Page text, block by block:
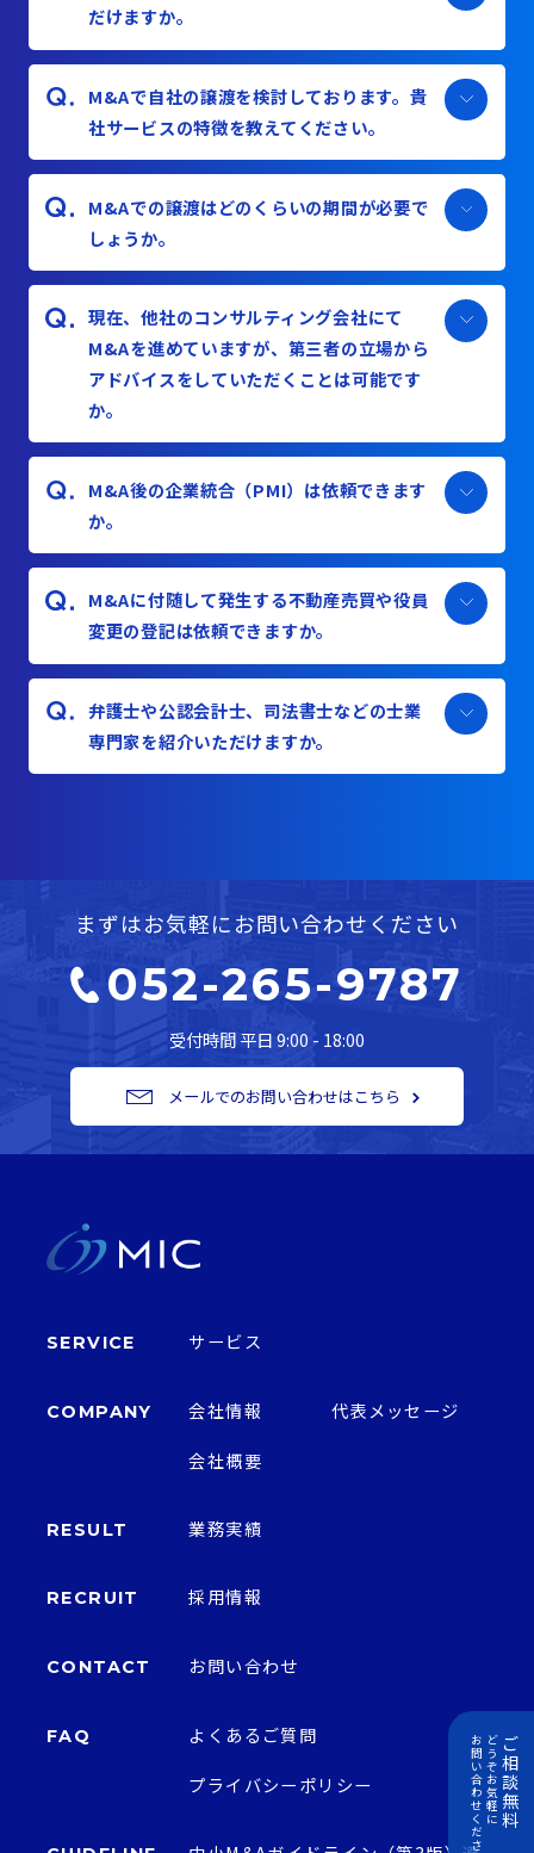
だけますか。
M&Aで自社の譲渡を検討しております。貴
社サービスの特徴を教えてください。
M&Aでの譲渡はどのくらいの期間が必要で
しょうか。
現在、他社のコンサルティング会社にて
M&Aを進めていますが、第三者の立場から
アドバイスをしていただくことは可能です
か。
М&A後の企業統合（PMI）は依頼できます
か。
M&Aに付随して発生する不動産売買や役員
変更の登記は依頼できますか。
弁護士や公認会計士、司法書士などの士業
専門家を紹介いただけますか。
まずはお気軽にお問い合わせください
052-265-9787
受付時間 平日 9:00 - 18:00
メールでのお問い合わせはこちら
ご
相
談
無
料
ど
う
ぞ
お
気
軽
に
お
問
い
合
わ
せ
く
だ
さ
SERVICE サービス
COMPANY 会社情報 代表メッセージ
会社概要
RESULT 業務実績
RECRUIT 採用情報
CONTACT お問い合わせ
FAQ よくあるご質問
プライバシーポリシー